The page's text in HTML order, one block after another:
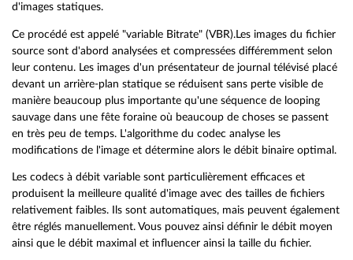
d'images statiques.
Ce procédé est appelé "variable Bitrate" (VBR).Les images du fichier
source sont d'abord analysées et compressées différemment selon
leur contenu. Les images d'un présentateur de journal télévisé placé
devant un arrière-plan statique se réduisent sans perte visible de
manière beaucoup plus importante qu'une séquence de looping
sauvage dans une fête foraine où beaucoup de choses se passent
en très peu de temps. L'algorithme du codec analyse les
modifications de l'image et détermine alors le débit binaire optimal.
Les codecs à débit variable sont particulièrement efficaces et
produisent la meilleure qualité d'image avec des tailles de fichiers
relativement faibles. Ils sont automatiques, mais peuvent également
être réglés manuellement. Vous pouvez ainsi définir le débit moyen
ainsi que le débit maximal et influencer ainsi la taille du fichier.